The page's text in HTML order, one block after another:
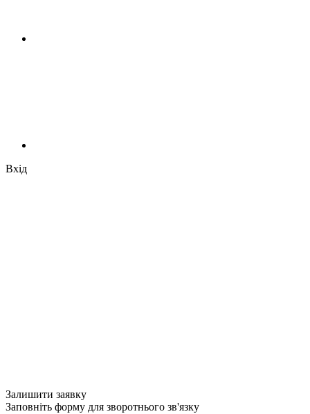
Вхід
Залишити заявку
Заповніть форму для зворотнього зв'язку